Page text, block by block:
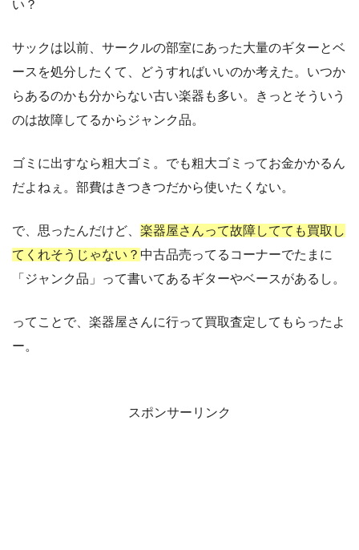
い？
サックは以前、サークルの部室にあった大量のギターとベ
ースを処分したくて、どうすればいいのか考えた。いつか
らあるのかも分からない古い楽器も多い。きっとそういう
のは故障してるからジャンク品。
ゴミに出すなら粗大ゴミ。でも粗大ゴミってお金かかるん
だよねぇ。部費はきつきつだから使いたくない。
で、思ったんだけど、 楽器屋さんって故障してても買取し
てくれそうじゃない？ 中古品売ってるコーナーでたまに
「ジャンク品」って書いてあるギターやベースがあるし。
ってことで、楽器屋さんに行って買取査定してもらったよ
ー。
スポンサーリンク